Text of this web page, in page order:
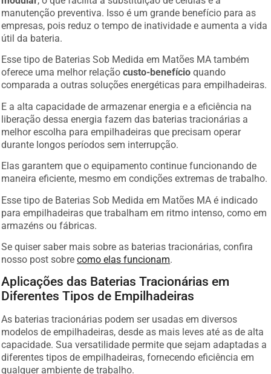
manutenção preventiva. Isso é um grande benefício para as
empresas, pois reduz o tempo de inatividade e aumenta a vida
útil da bateria.
Esse tipo de Baterias Sob Medida em Matões MA também
oferece uma melhor relaçãocusto-benefício quando
comparada a outras soluções energéticas para empilhadeiras.
E a alta capacidade de armazenar energia e a eficiência na
liberação dessa energia fazem das baterias tracionárias a
melhor escolha para empilhadeiras que precisam operar
durante longos períodos sem interrupção.
Elas garantem que o equipamento continue funcionando de
maneira eficiente, mesmo em condições extremas de trabalho.
Esse tipo de Baterias Sob Medida em Matões MA é indicado
para empilhadeiras que trabalham em ritmo intenso, como em
armazéns ou fábricas.
Se quiser saber mais sobre as baterias tracionárias, confira
nosso post sobrecomo elas funcionam.
Aplicações das Baterias Tracionárias em
Diferentes Tipos de Empilhadeiras
As baterias tracionárias podem ser usadas em diversos
modelos de empilhadeiras, desde as mais leves até as de alta
capacidade. Sua versatilidade permite que sejam adaptadas a
diferentes tipos de empilhadeiras, fornecendo eficiência em
qualquer ambiente de trabalho.